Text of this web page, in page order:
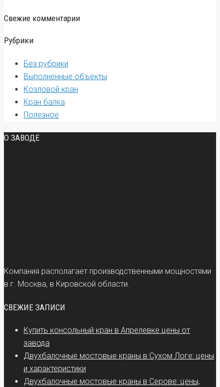
Свежие комментарии
Рубрики
Без рубрики
Выполненные объекты
Козловой кран
Кран балка
Полезное
О ЗАВОДЕ
Компания располагает производственными мощностями
в г. Москва, в Кировской области.
СВЕЖИЕ ЗАПИСИ
Купить консольный кран в Апрелевке цены от
завода
Двухбалочные мостовые краны в Сухом Логе: цены
и характеристики
Двухбалочные мостовые краны в Серове: цены,